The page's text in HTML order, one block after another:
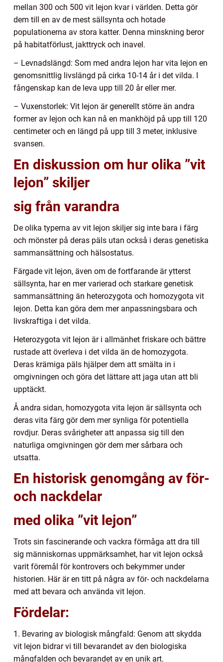
mellan 300 och 500 vit lejon kvar i världen. Detta gör
dem till en av de mest sällsynta och hotade
populationerna av stora katter. Denna minskning beror
på habitatförlust, jakttryck och inavel.
– Levnadslängd: Som med andra lejon har vita lejon en
genomsnittlig livslängd på cirka 10-14 år i det vilda. I
fångenskap kan de leva upp till 20 år eller mer.
– Vuxenstorlek: Vit lejon är generellt större än andra
former av lejon och kan nå en mankhöjd på upp till 120
centimeter och en längd på upp till 3 meter, inklusive
svansen.
En diskussion om hur olika ”vit
lejon” skiljer
sig från varandra
De olika typerna av vit lejon skiljer sig inte bara i färg
och mönster på deras päls utan också i deras genetiska
sammansättning och hälsostatus.
Färgade vit lejon, även om de fortfarande är ytterst
sällsynta, har en mer varierad och starkare genetisk
sammansättning än heterozygota och homozygota vit
lejon. Detta kan göra dem mer anpassningsbara och
livskraftiga i det vilda.
Heterozygota vit lejon är i allmänhet friskare och bättre
rustade att överleva i det vilda än de homozygota.
Deras krämiga päls hjälper dem att smälta in i
omgivningen och göra det lättare att jaga utan att bli
upptäckt.
Å andra sidan, homozygota vita lejon är sällsynta och
deras vita färg gör dem mer synliga för potentiella
rovdjur. Deras svårigheter att anpassa sig till den
naturliga omgivningen gör dem mer sårbara och
utsatta.
En historisk genomgång av för-
och nackdelar
med olika ”vit lejon”
Trots sin fascinerande och vackra förmåga att dra till
sig människornas uppmärksamhet, har vit lejon också
varit föremål för kontrovers och bekymmer under
historien. Här är en titt på några av för- och nackdelarna
med att bevara och använda vit lejon.
Fördelar:
1. Bevaring av biologisk mångfald: Genom att skydda
vit lejon bidrar vi till bevarandet av den biologiska
mångfalden och bevarandet av en unik art.